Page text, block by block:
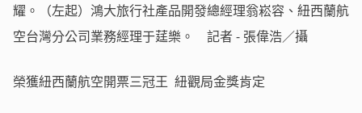
耀。（左起）鴻大旅行社產品開發總經理翁崧容、紐西蘭航
空台灣分公司業務經理于莛樂。 記者 - 張偉浩／攝
榮獲紐西蘭航空開票三冠王 紐觀局金獎肯定